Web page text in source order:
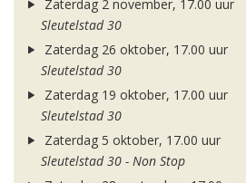
Zaterdag 2 november, 17.00 uur
Sleutelstad 30
Zaterdag 26 oktober, 17.00 uur
Sleutelstad 30
Zaterdag 19 oktober, 17.00 uur
Sleutelstad 30
Zaterdag 5 oktober, 17.00 uur
Sleutelstad 30 - Non Stop